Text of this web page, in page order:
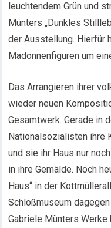
leuchtendem Grün und
Münters „Dunkles
der Ausstellung. Hierfür
Madonnenfiguren um
Das Arrangieren ihrer
wieder neuen
Gesamtwerk. Gerade in
Nationalsozialisten ihre
und sie ihr Haus nur
in ihre Gemälde. Noch
Haus“ in der
Schloßmuseum
Gabriele Münters